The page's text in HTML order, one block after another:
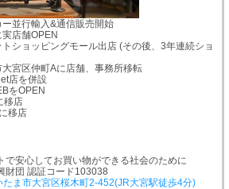
並行輸入&通信販売開始
店舗OPEN
ショッピングモール出店 (その後、3年連続ショ
宮区仲町Aに店舗、事務所移転
店を併設
をOPEN
移店
移店
で安心してお買い物ができる社会のために
財団 認証コード103038
ま市大宮区桜木町2-452(JR大宮駅徒歩4分)